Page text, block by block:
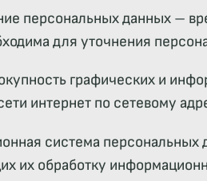
персональных данных –
для уточнения
графических и
интернет по сетевому
система
их обработку